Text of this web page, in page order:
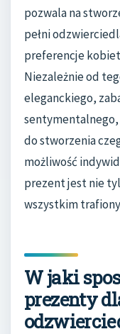
pozwala na
pełni
preferencje
Niezależnie od
eleganckiego,
sentymentalnego,
do stworzenia
możliwość
prezent jest nie
wszystkim
W jaki
prezenty